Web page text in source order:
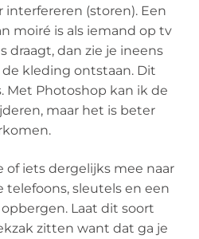
(storen). Een
moiré is als iemand op tv
draagt, dan zie je ineens
kleding ontstaan. Dit
Met Photoshop kan ik de
maar het is beter
of iets dergelijks mee naar
telefoons, sleutels en een
Laat dit soort
zitten want dat ga je